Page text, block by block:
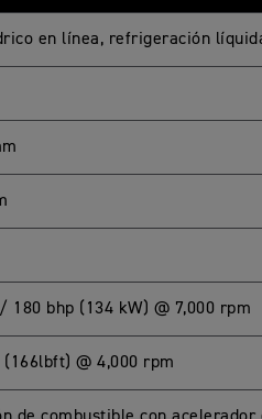
en línea, refrigeración
180 bhp (134 kW) @ 7,000 rpm
(166lbft) @ 4,000 rpm